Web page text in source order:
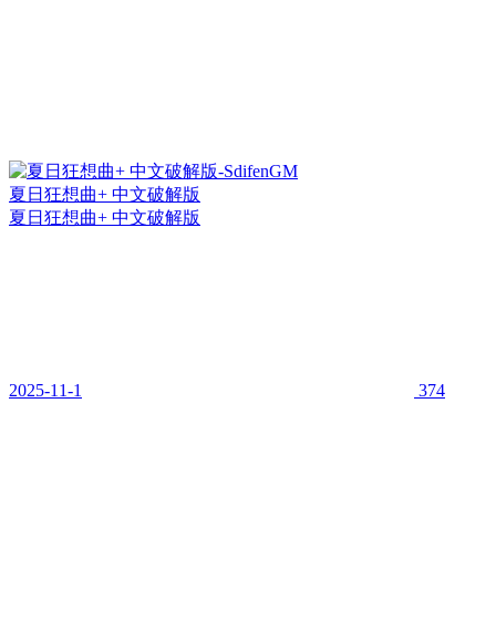
夏日狂想曲+ 中文破解版
夏日狂想曲+ 中文破解版
2025-11-1 374